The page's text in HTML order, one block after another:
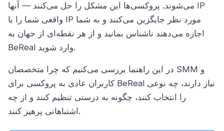
می‌شوند. پروکسی‌ها این مشکل را حل می‌کنند — آنها IP
واقعی شما را با IP مورد نظر جایگزین می‌کنند و به شما
اجازه می‌دهند ناشناس بمانید و از هر نقطه‌ای از جهان به
BeReal وارد شوید.
در این راهنما بررسی می‌کنیم که چرا متخصصان SMM و
کاربران عادی به پروکسی برای BeReal نیاز دارند، چه نوعی
را انتخاب کنند، چگونه به درستی تنظیم کنند و از چه
اشتباهاتی پرهیز کنند.